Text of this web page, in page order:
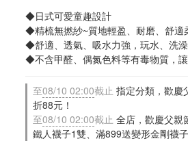
◆日式可愛童趣設計
◆精梳無撚紗~質地輕盈、耐磨、舒適
◆舒適、透氣、吸水力強，玩水、洗
◆不含甲醛、偶氮色料等有毒物質，
至08/10 02:00截止 指定分類，歡慶
折88元！
至08/10 02:00截止 全店，歡慶父親
鐵人襪子1雙、滿899送變形金剛襪子